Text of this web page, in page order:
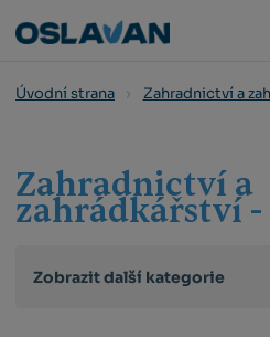
Úvodní strana Zahradnictví a
Zahradnictví a
zahrádkářství -
Zobrazit další kategorie